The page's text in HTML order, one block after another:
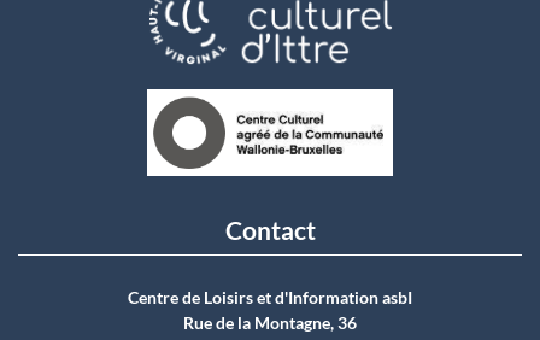
Contact
Centre de Loisirs et d'Information asbI
Rue de la Montagne, 36